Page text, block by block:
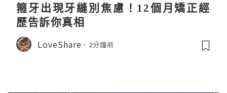
箍牙出現牙縫別焦慮！12個月矯正經
歷告訴你真相
LoveShare 2分鐘前